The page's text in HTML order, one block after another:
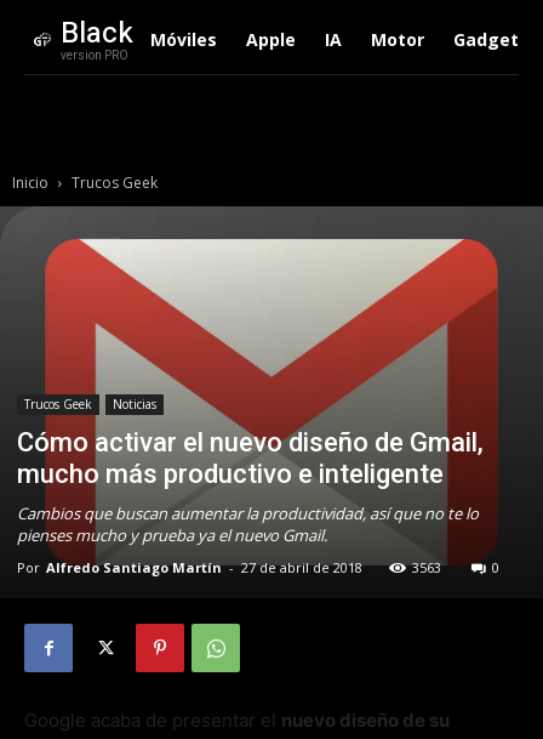
Black
version PRO
Móviles Apple IA Motor Gadgets
Inicio Trucos Geek
Trucos Geek Noticias
Cómo activar el nuevo diseño de Gmail,
mucho más productivo e inteligente
Cambios que buscan aumentar la productividad, así que no te lo
pienses mucho y prueba ya el nuevo Gmail.
Por Alfredo Santiago Martín - 27 de abril de 2018 3563 0
Google acaba de presentar el nuevo diseño de su